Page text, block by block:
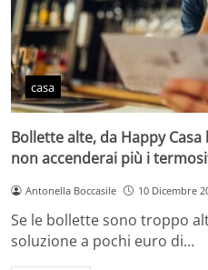
casa
Bollette alte, da Happy
non accenderai più i
Antonella Boccasile 10 Dicembre
Se le bollette sono troppo
soluzione a pochi euro di…